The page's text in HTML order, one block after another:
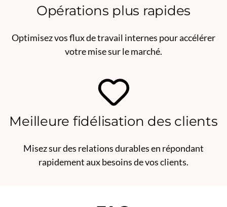
Opérations plus rapides
Optimisez vos flux de travail internes pour accélérer
votre mise sur le marché.
Meilleure fidélisation des clients
Misez sur des relations durables en répondant
rapidement aux besoins de vos clients.